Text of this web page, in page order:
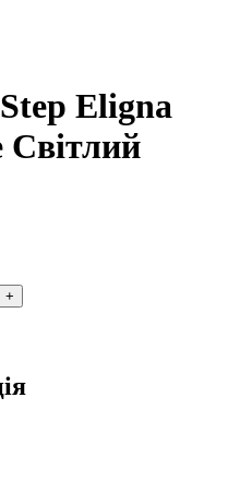
Eligna
Світлий
+